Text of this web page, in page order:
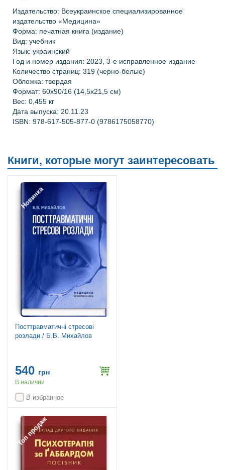
Издательство: Всеукраинское специализированное
издательство «Медицина»
Форма: печатная книга (издание)
Вид: учебник
Язык: украинский
Год и номер издания: 2023, 3-е исправленное издание
Количество страниц: 319 (черно-белые)
Обложка: твердая
Формат: 60х90/16 (14,5х21,5 см)
Вес: 0,455 кг
Дата выпуска: 20.11.23
ISBN: 978-617-505-877-0 (9786175058770)
Книги, которые могут заинтересовать
Новинка
Посттравматичні стресові
розлади / Б.В. Михайлов
540 грн
В наличии
В избранное
Топ продаж